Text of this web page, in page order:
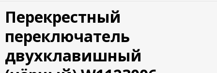
возврат
Новости
Полезные
Перекрестный
переключатель
двухклавишный